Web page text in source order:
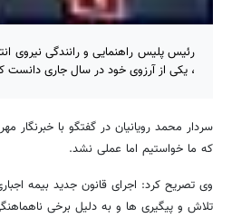
، یکی از آرزوی خود در سال جاری دانست
سردار محمد رویانیان در گفتگو با
که ما خواستیم اما عملی نشد.
وی تصریح کرد: اجرای قانون جدید بیمه
تلاش و پیگیری ها و به دلیل برخی